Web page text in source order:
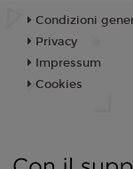
Condizioni
Privacy
Impressum
Cookies